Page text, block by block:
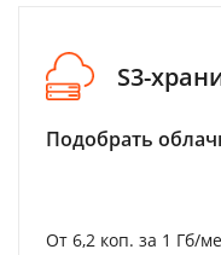
S3-
Подобрать
От 6,2 коп. за 1 Гб/